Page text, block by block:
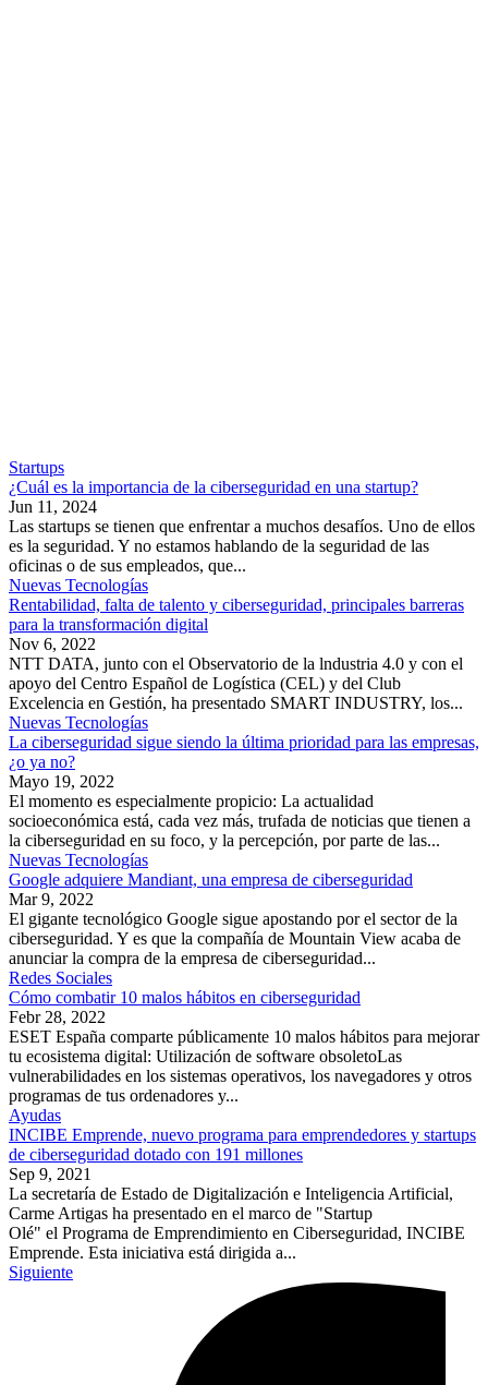
Startups
¿Cuál es la importancia de la ciberseguridad en una startup?
Jun 11, 2024
Las startups se tienen que enfrentar a muchos desafíos. Uno de ellos
es la seguridad. Y no estamos hablando de la seguridad de las
oficinas o de sus empleados, que...
Nuevas Tecnologías
Rentabilidad, falta de talento y ciberseguridad, principales barreras
para la transformación digital
Nov 6, 2022
NTT DATA, junto con el Observatorio de la lndustria 4.0 y con el
apoyo del Centro Español de Logística (CEL) y del Club
Excelencia en Gestión, ha presentado SMART INDUSTRY, los...
Nuevas Tecnologías
La ciberseguridad sigue siendo la última prioridad para las empresas,
¿o ya no?
Mayo 19, 2022
El momento es especialmente propicio: La actualidad
socioeconómica está, cada vez más, trufada de noticias que tienen a
la ciberseguridad en su foco, y la percepción, por parte de las...
Nuevas Tecnologías
Google adquiere Mandiant, una empresa de ciberseguridad
Mar 9, 2022
El gigante tecnológico Google sigue apostando por el sector de la
ciberseguridad. Y es que la compañía de Mountain View acaba de
anunciar la compra de la empresa de ciberseguridad...
Redes Sociales
Cómo combatir 10 malos hábitos en ciberseguridad
Febr 28, 2022
ESET España comparte públicamente 10 malos hábitos para mejorar
tu ecosistema digital: Utilización de software obsoletoLas
vulnerabilidades en los sistemas operativos, los navegadores y otros
programas de tus ordenadores y...
Ayudas
INCIBE Emprende, nuevo programa para emprendedores y startups
de ciberseguridad dotado con 191 millones
Sep 9, 2021
La secretaría de Estado de Digitalización e Inteligencia Artificial,
Carme Artigas ha presentado en el marco de "Startup
Olé" el Programa de Emprendimiento en Ciberseguridad, INCIBE
Emprende. Esta iniciativa está dirigida a...
Siguiente